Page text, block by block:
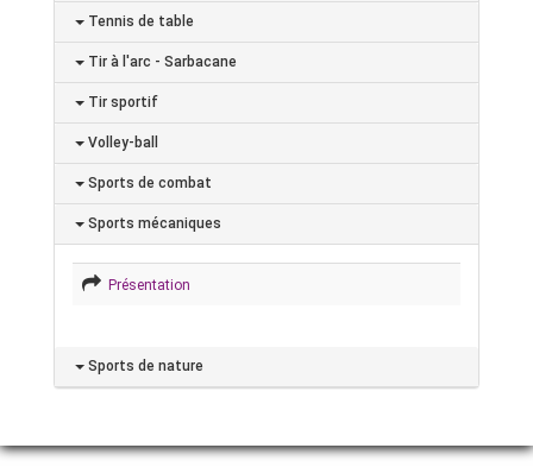
Tennis de table
Tir à l'arc - Sarbacane
Tir sportif
Volley-ball
Sports de combat
Sports mécaniques
Présentation
Sports de nature